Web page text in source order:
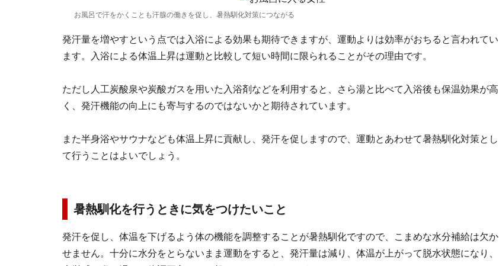
お風呂で汗をかくことも汗腺の働きを促し、暑熱馴化対策につながる
発汗量を増やすという点では入浴による効果も期待できますが、運動よりは効率がおちると言われてい
ます。入浴による体温上昇は運動と比較して短い時間に限られることがその理由です。
ただし人工炭酸泉や炭酸ガスを用いた入浴剤などを利用すると、さら湯と比べて入浴後も保温効果が高
く、発汗機能の向上にも寄与するのではないかと期待されています。
また半身浴やサウナなども体温上昇に貢献し、発汗を促しますので、運動とあわせて暑熱馴化対策とし
て行うことはよいでしょう。
暑熱馴化を行うときに気をつけたいこと
発汗を促し、体温を下げるよう体の機能を調整することが暑熱馴化ですので、こまめな水分補給は欠か
せません。十分に水分をとらないまま運動をすると、発汗量は減り、体温が上がって脱水状態になり、